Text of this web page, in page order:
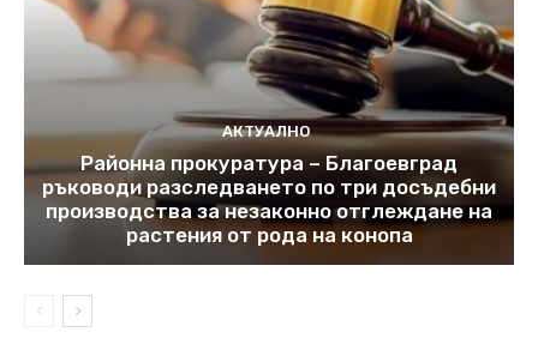
АКТУАЛНО
Районна прокуратура – Благоевград
ръководи разследването по три досъдебни
производства за незаконно отглеждане на
растения от рода на конопа